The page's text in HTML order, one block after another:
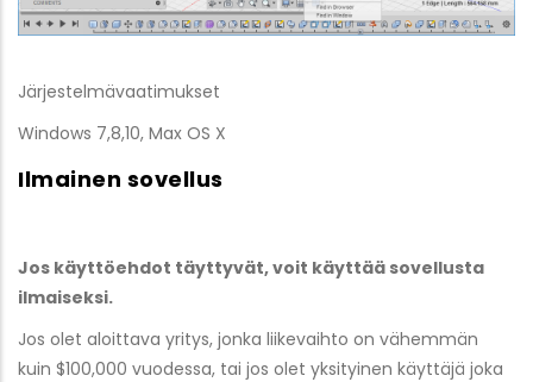
Järjestelmävaatimukset
Windows 7,8,10, Max OS X
Ilmainen sovellus
Jos käyttöehdot täyttyvät, voit käyttää sovellusta
ilmaiseksi.
Jos olet aloittava yritys, jonka liikevaihto on vähemmän
kuin $100,000 vuodessa, tai jos olet yksityinen käyttäjä joka